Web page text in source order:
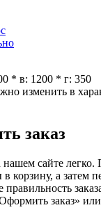
* в: 1200 * г: 350
изменить в
заказ
сайте легко.
корзину, а затем
правильность
заказ»